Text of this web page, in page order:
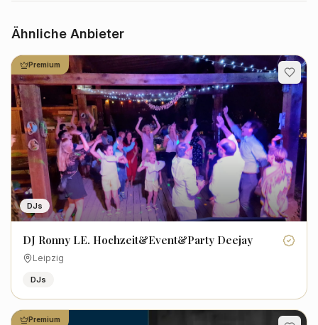
Ähnliche Anbieter
DJs
Premium
DJ Ronny LE. Hochzeit&Event&Party Deejay
Leipzig
DJs
Premium